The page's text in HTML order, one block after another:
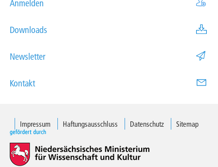
Anmelden
Downloads
Newsletter
Kontakt
Impressum Haftungsausschluss Datenschutz Sitemap